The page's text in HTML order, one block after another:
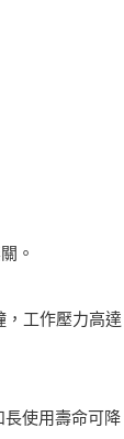
。
工作壓力高達
使用壽命可降